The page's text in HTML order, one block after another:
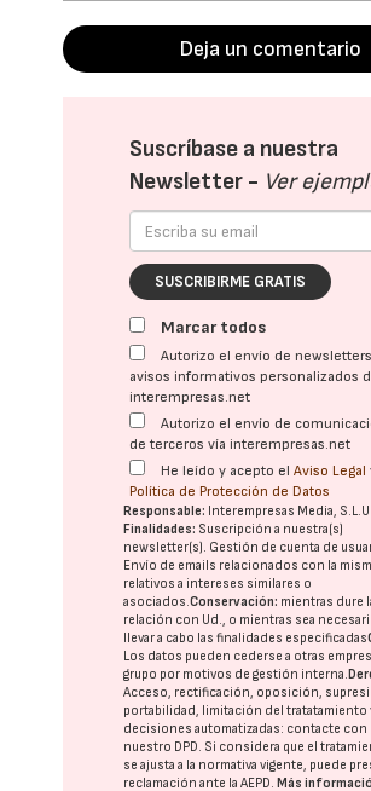
Deja un comentario
Suscríbase a nuestra
Newsletter - Ver
SUSCRIBIRME GRATIS
Marcar todos
Autorizo el envío de
avisos informativos personalizados
interempresas.net
Autorizo el envío de
de terceros vía interempresas.net
He leído y acepto elAviso Legal
Política de Protección de Datos
Responsable: Interempresas Media, S.L.U.
Finalidades: Suscripción a nuestra(s)
newsletter(s). Gestión de cuenta de
Envío de emails relacionados con la
relativos a intereses similares o
asociados.Conservación: mientras dure
relación con Ud., o mientras sea
llevar a cabo las finalidades especificadas
Los datos pueden cederse a otras
grupo por motivos de gestión interna.
Acceso, rectificación, oposición,
portabilidad, limitación del tratatamiento
decisiones automatizadas: contacte con
nuestro DPD. Si considera que el
se ajusta a la normativa vigente, puede
reclamación ante laAEPD. Más